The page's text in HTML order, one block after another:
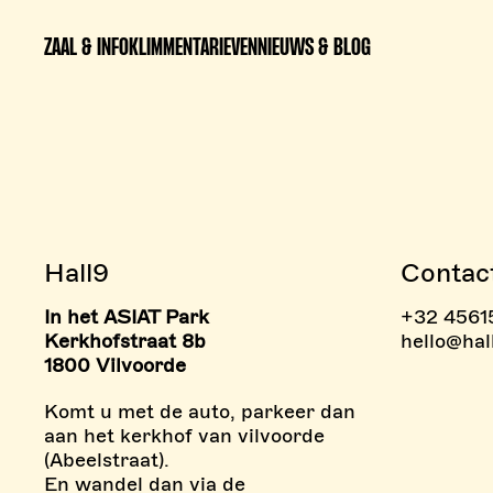
ZAAL & INFOKLIMMENTARIEVENNIEUWS & BLOG
> BOULDERZONE >
Hall9
In het ASIAT Park
Kerkhofstraat 8b
1800 Vilvoorde
Komt u met de auto, parkeer dan
aan het kerkhof van vilvoorde
(Abeelstraat).
En wandel dan via de
+32